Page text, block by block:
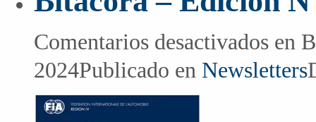
Comentarios desactivados en
2024Publicado en Newsletters